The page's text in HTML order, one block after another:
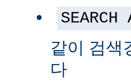
SEARCH
같이 검색
다